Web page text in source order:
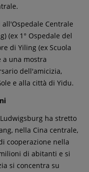
Centrale
(ex 1° Ospedale del
di Yiling (ex Scuola
a una mostra
dell'amicizia,
e alla città di Yidu.
ha stretto
nella Cina centrale,
cooperazione nella
di abitanti e si
si concentra su